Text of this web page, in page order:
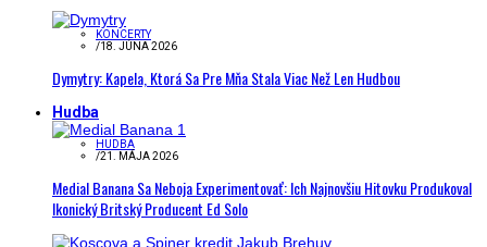
KONCERTY
/18. JÚNA 2026
Dymytry: Kapela, Ktorá Sa Pre Mňa Stala Viac Než Len Hudbou
Hudba
HUDBA
/21. MÁJA 2026
Medial Banana Sa Neboja Experimentovať: Ich Najnovšiu Hitovku Produkoval
Ikonický Britský Producent Ed Solo